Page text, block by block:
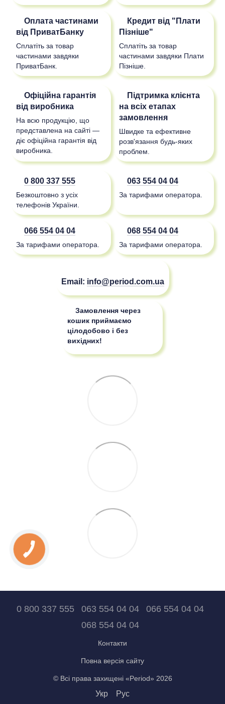
Оплата частинами
від ПриватБанку
Сплатіть за товар
частинами завдяки
ПриватБанк.
Кредит від "Плати
Пізніше"
Сплатіть за товар
частинами завдяки Плати
Пізніше.
Офіційна гарантія
від виробника
На всю продукцію, що
представлена на сайті —
діє офіційна гарантія від
виробника.
Підтримка клієнта
на всіх етапах
замовлення
Швидке та ефективне
розв'язання будь-яких
проблем.
0 800 337 555
Безкоштовно з усіх
телефонів України.
063 554 04 04
За тарифами оператора.
066 554 04 04
За тарифами оператора.
068 554 04 04
За тарифами оператора.
Email: info@period.com.ua
Замовлення через
кошик приймаємо
цілодобово і без
вихідних!
0 800 337 555 063 554 04 04
066 554 04 04
068 554 04 04
Контакти
Повна версія сайту
© Всі права захищені «Period» 2026
Укр Рус